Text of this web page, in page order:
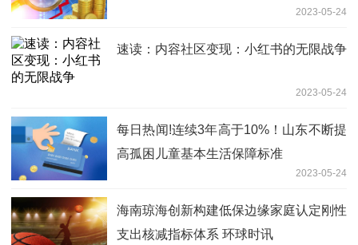
2023-05-24
速读：内容社区变现：小红书的无限战争
2023-05-24
每日热闻!连续3年高于10%！山东不断提
高孤困儿童基本生活保障标准
2023-05-24
海南琼海创新构建低保边缘家庭认定刚性
支出核减指标体系 环球时讯